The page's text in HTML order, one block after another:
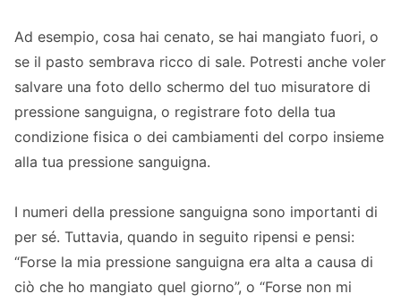
Ad esempio, cosa hai cenato, se hai mangiato fuori, o
se il pasto sembrava ricco di sale. Potresti anche voler
salvare una foto dello schermo del tuo misuratore di
pressione sanguigna, o registrare foto della tua
condizione fisica o dei cambiamenti del corpo insieme
alla tua pressione sanguigna.
I numeri della pressione sanguigna sono importanti di
per sé. Tuttavia, quando in seguito ripensi e pensi:
“Forse la mia pressione sanguigna era alta a causa di
ciò che ho mangiato quel giorno”, o “Forse non mi